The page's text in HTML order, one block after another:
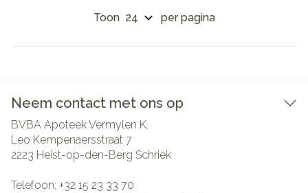
Toon per pagina
Neem contact met ons op
BVBA Apoteek Vermylen K.
Leo Kempenaersstraat 7
2223 Heist-op-den-Berg Schriek
Telefoon: +32 15 23 33 70